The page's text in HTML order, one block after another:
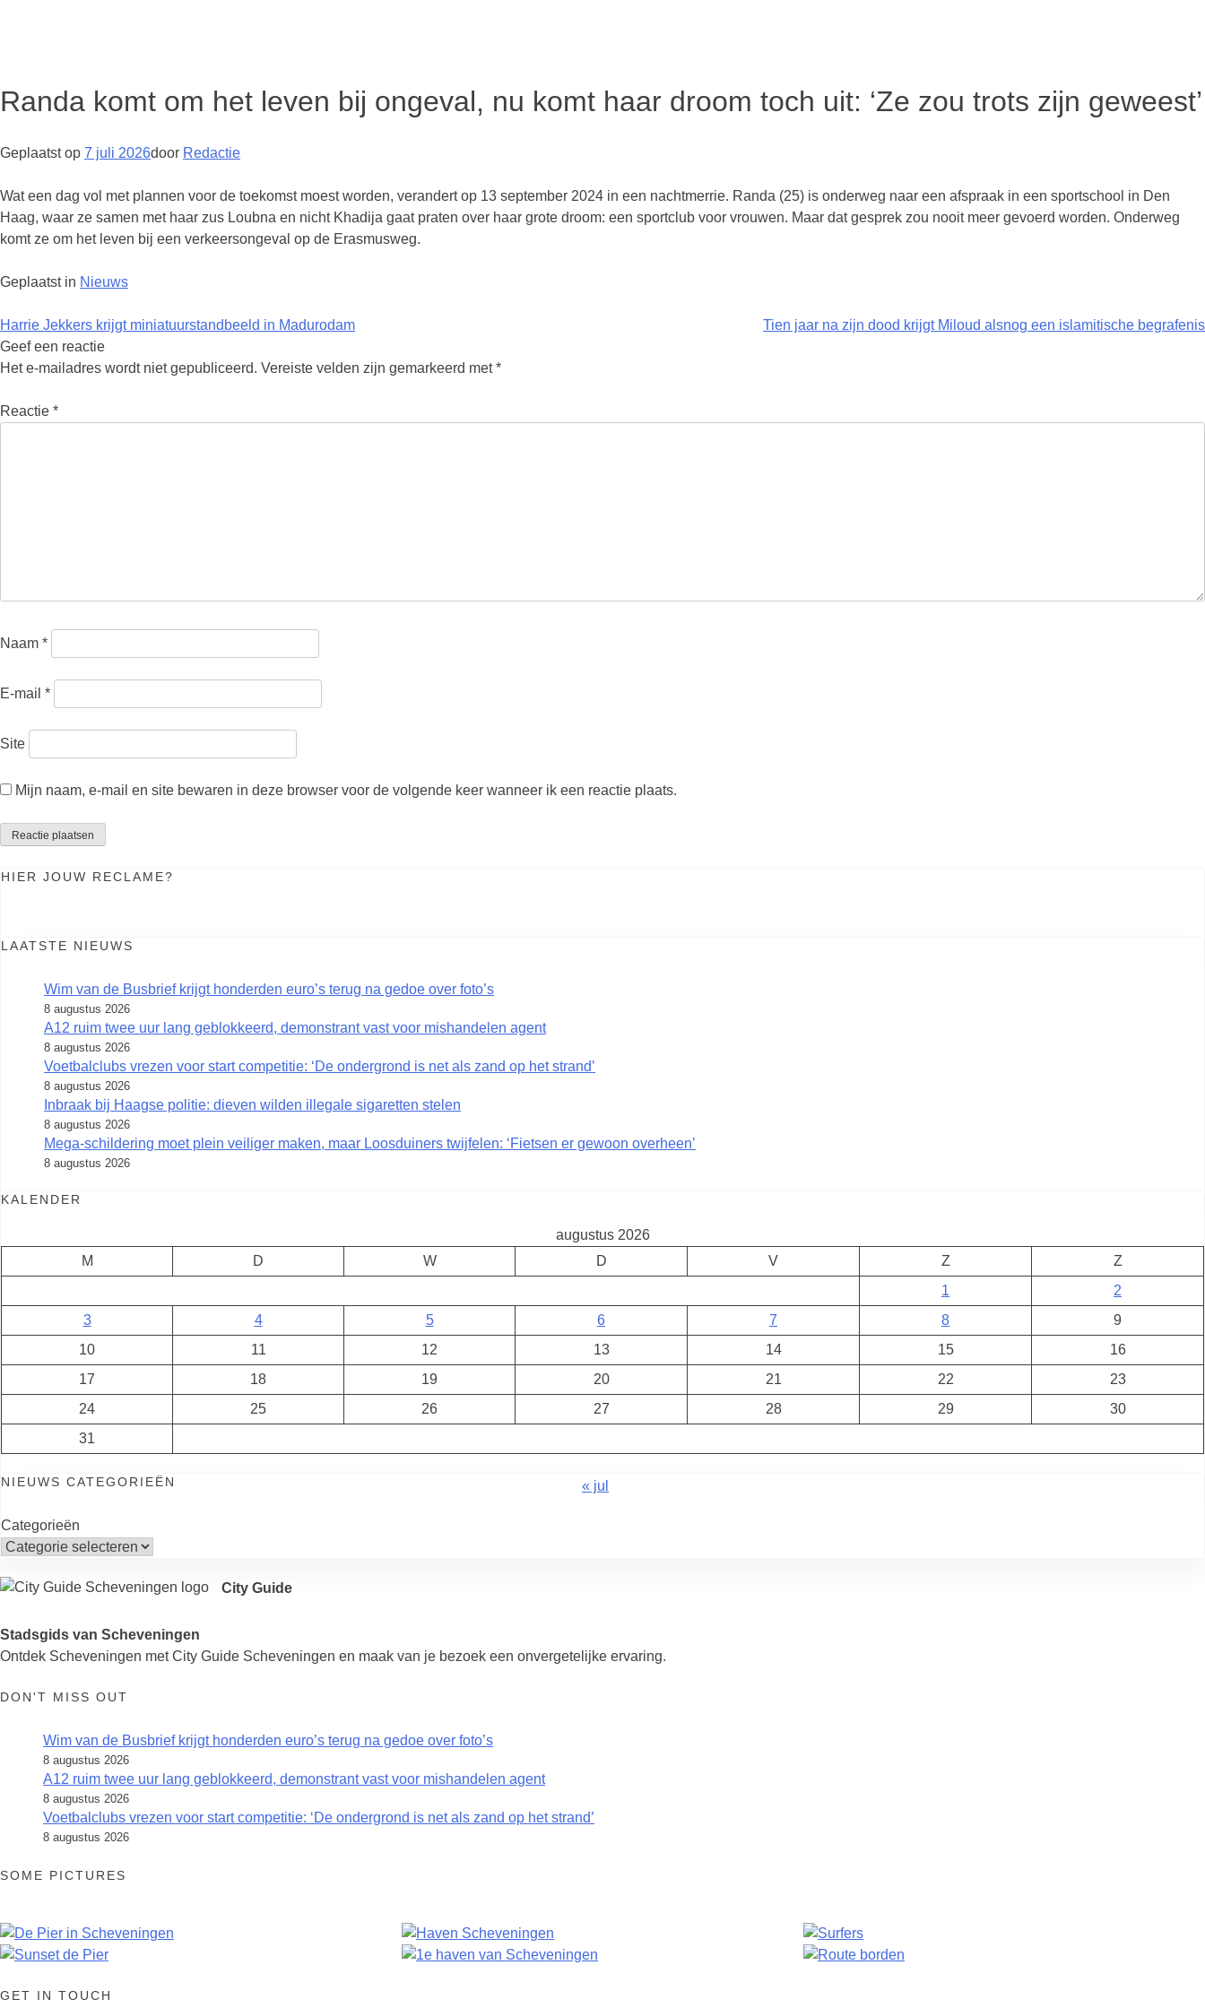
Randa komt om het leven bij ongeval, nu komt haar droom toch uit: ‘Ze zou trots zijn geweest’
Geplaatst op 7 juli 2026door Redactie
Wat een dag vol met plannen voor de toekomst moest worden, verandert op 13 september 2024 in een nachtmerrie. Randa (25) is onderweg naar een afspraak in een sportschool in Den
Haag, waar ze samen met haar zus Loubna en nicht Khadija gaat praten over haar grote droom: een sportclub voor vrouwen. Maar dat gesprek zou nooit meer gevoerd worden. Onderweg
komt ze om het leven bij een verkeersongeval op de Erasmusweg.
Geplaatst in Nieuws
Berichtnavigatie
Harrie Jekkers krijgt miniatuurstandbeeld in Madurodam
Tien jaar na zijn dood krijgt Miloud alsnog een islamitische begrafenis
Geef een reactie
Het e-mailadres wordt niet gepubliceerd. Vereiste velden zijn gemarkeerd met*
Reactie *
Naam *
E-mail *
Site
Mijn naam, e-mail en site bewaren in deze browser voor de volgende keer wanneer ik een reactie plaats.
HIER JOUW RECLAME?
LAATSTE NIEUWS
Wim van de Busbrief krijgt honderden euro’s terug na gedoe over foto’s
8 augustus 2026
A12 ruim twee uur lang geblokkeerd, demonstrant vast voor mishandelen agent
8 augustus 2026
Voetbalclubs vrezen voor start competitie: ‘De ondergrond is net als zand op het strand’
8 augustus 2026
Inbraak bij Haagse politie: dieven wilden illegale sigaretten stelen
8 augustus 2026
Mega-schildering moet plein veiliger maken, maar Loosduiners twijfelen: ‘Fietsen er gewoon overheen’
8 augustus 2026
KALENDER
augustus 2026
M
D W D V Z
Z
1
2
3
4 5 6 7 8
9
10
11 12 13 14 15
16
17
18 19 20 21 22
23
24
25 26 27 28 29
30
31
« jul
NIEUWS CATEGORIEËN
Categorieën
City Guide
Stadsgids van Scheveningen
Ontdek Scheveningen met City Guide Scheveningen en maak van je bezoek een onvergetelijke ervaring.
DON'T MISS OUT
Wim van de Busbrief krijgt honderden euro’s terug na gedoe over foto’s
8 augustus 2026
A12 ruim twee uur lang geblokkeerd, demonstrant vast voor mishandelen agent
8 augustus 2026
Voetbalclubs vrezen voor start competitie: ‘De ondergrond is net als zand op het strand’
8 augustus 2026
SOME PICTURES
GET IN TOUCH